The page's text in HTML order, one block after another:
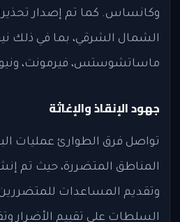
وكانساس. كما تم إصدار
الشمال الشرقي، بما في ذلك
ماساتشوستس، فيرمونت،
جهود الإنقاذ والإغاثة
تواصل فرق الطوارئ عمليات
المناطق المتضررة، حيث تم
وتقديم المساعدات
السلطات على تقييم الأضرار